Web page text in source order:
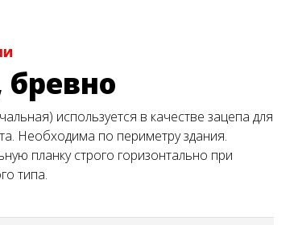
используется в качестве зацепа для
Необходима по периметру здания.
планку строго горизонтально при
типа.